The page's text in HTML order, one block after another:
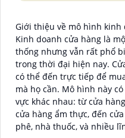
Giới thiệu về mô hình kinh
Kinh doanh cửa hàng là
thống nhưng vẫn rất phổ
trong thời đại hiện nay.
có thể đến trực tiếp để
mà họ cần. Mô hình này
vực khác nhau: từ cửa
cửa hàng ẩm thực, đến
phê, nhà thuốc, và nhiều